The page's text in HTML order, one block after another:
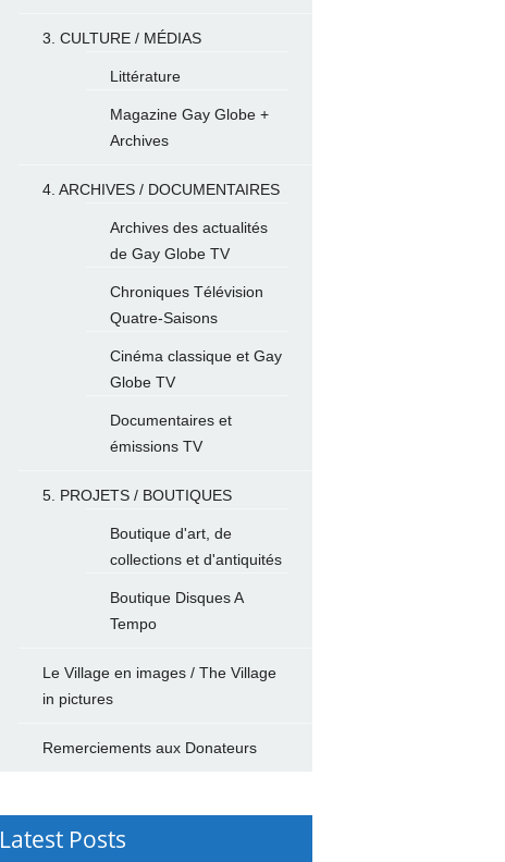
3. CULTURE / MÉDIAS
Littérature
Magazine Gay Globe +
Archives
4. ARCHIVES / DOCUMENTAIRES
Archives des actualités
de Gay Globe TV
Chroniques Télévision
Quatre-Saisons
Cinéma classique et Gay
Globe TV
Documentaires et
émissions TV
5. PROJETS / BOUTIQUES
Boutique d'art, de
collections et d'antiquités
Boutique Disques A
Tempo
Le Village en images / The Village
in pictures
Remerciements aux Donateurs
Latest Posts